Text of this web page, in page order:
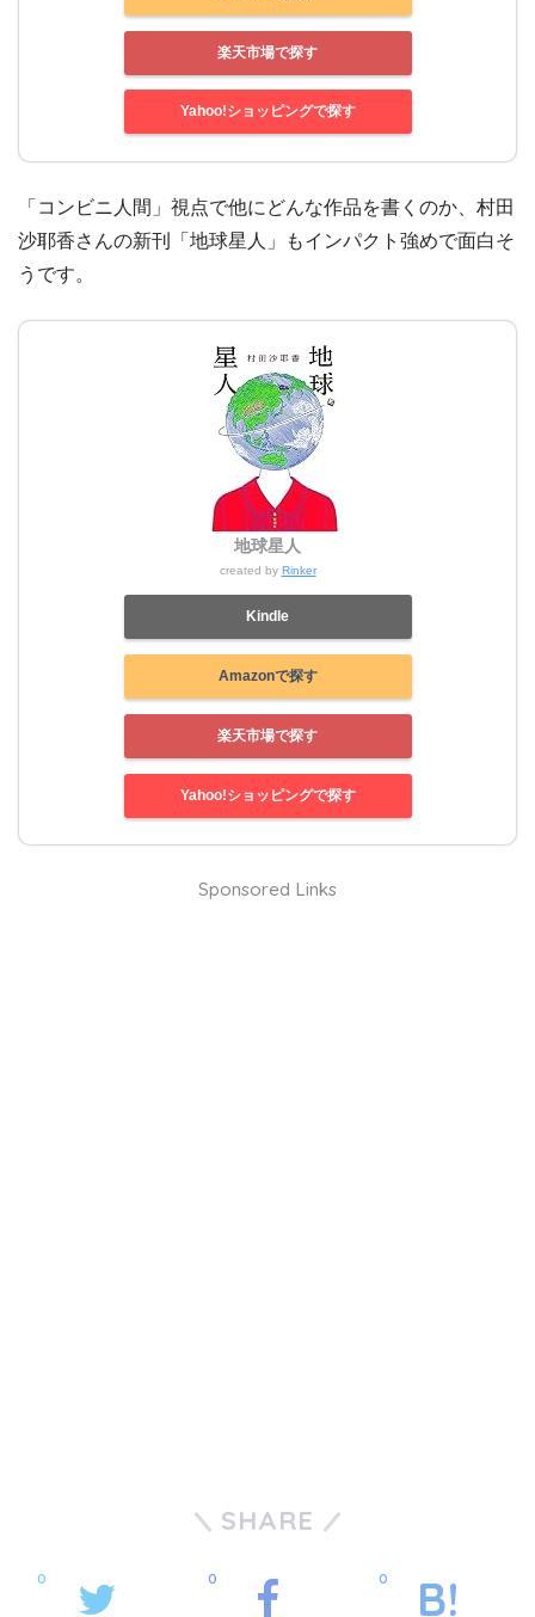
楽天市場で探す
Yahoo!ショッピングで探す
「コンビニ人間」視点で他にどんな作品を書くのか、村田
沙耶香さんの新刊「地球星人」もインパクト強めで面白そ
うです。
地球星人
created by Rinker
Kindle
Amazonで探す
楽天市場で探す
Yahoo!ショッピングで探す
Sponsored Links
SHARE
0 0 0